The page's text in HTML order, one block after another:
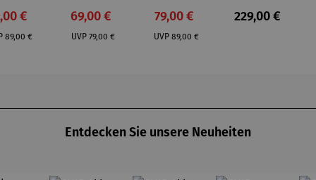
–
€
Regulärer Preis:
89,00 €
aus
Ebenholz
– Premium
Verkaufspreis:
69,00 €
UVP Regulärer Preis:
79,00 €
Edelstahl
& Holz –
Premium
Verkaufspreis:
79,00 €
UVP Regulärer Preis:
89,00 €
Hubertus
–
Regulärer
229,00 €
Entdecken Sie unsere Neuheiten